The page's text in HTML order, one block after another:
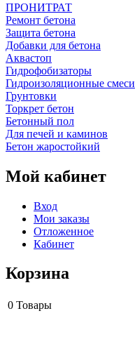
ПРОНИТРАТ
Ремонт бетона
Защита бетона
Добавки для бетона
Аквастоп
Гидрофобизаторы
Гидроизоляционные смеси
Грунтовки
Торкрет бетон
Бетонный пол
Для печей и каминов
Бетон жаростойкий
Мой кабинет
Вход
Мои заказы
Отложенное
Кабинет
Корзина
0 Товары